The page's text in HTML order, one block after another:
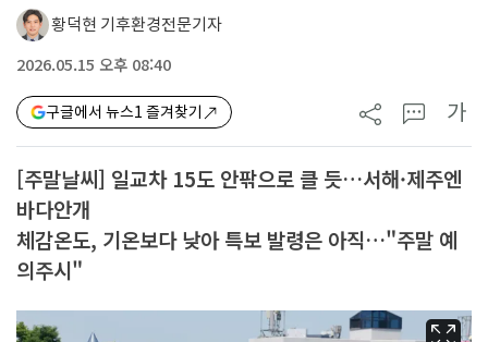
황덕현 기후환경전문기자
2026.05.15 오후 08:40
구글에서 뉴스1 즐겨찾기 가
[주말날씨] 일교차 15도 안팎으로 클 듯…서해·제주엔
바다안개
체감온도, 기온보다 낮아 특보 발령은 아직…"주말 예
의주시"